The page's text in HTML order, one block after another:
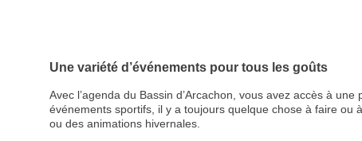
Une variété d’événements pour tous les goûts
Avec l’agenda du Bassin d’Arcachon, vous avez accès à
événements sportifs, il y a toujours quelque chose à faire ou
ou des animations hivernales.